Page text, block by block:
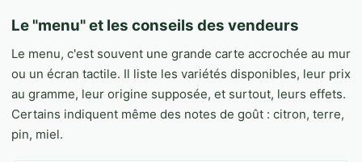
Le "menu" et les conseils des vendeurs
Le menu, c'est souvent une grande carte accrochée au mur
ou un écran tactile. Il liste les variétés disponibles, leur prix
au gramme, leur origine supposée, et surtout, leurs effets.
Certains indiquent même des notes de goût : citron, terre,
pin, miel.